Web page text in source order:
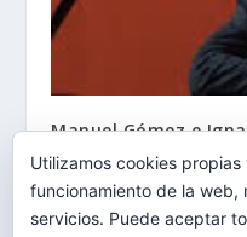
Manuel Gómez e
protagonizan este
Cámara
09/03/2015
Utilizamos cookies
funcionamiento de la web,
servicios. Puede aceptar